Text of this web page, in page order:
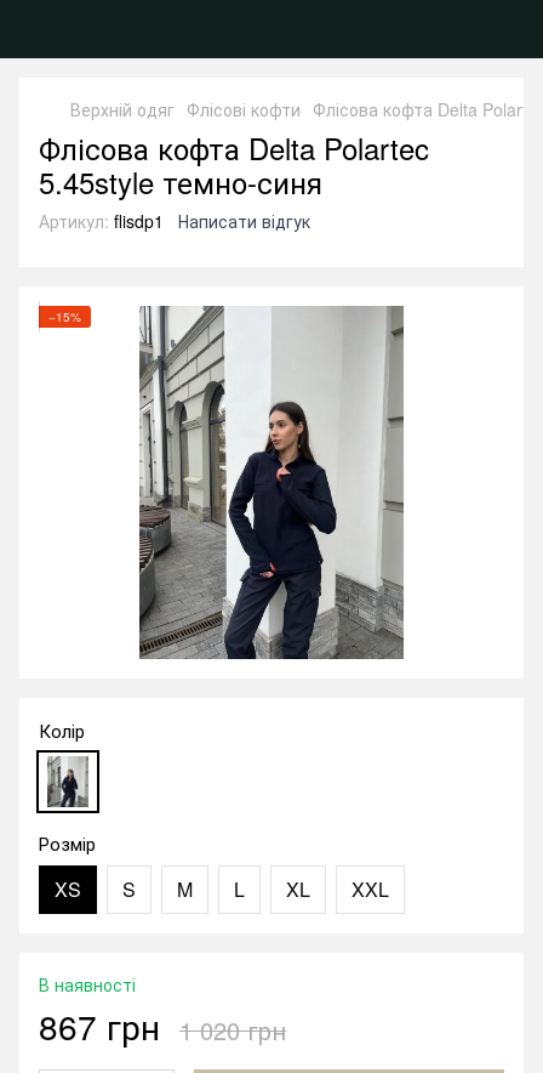
Верхній одяг Флісові кофти Флісова кофта Delta
Флісова кофта Delta Polartec
5.45style темно-синя
Артикул: flisdp1 Написати відгук
−15%
Колір
Розмір
XS S M L XL XXL
В наявності
867 грн 1 020 грн